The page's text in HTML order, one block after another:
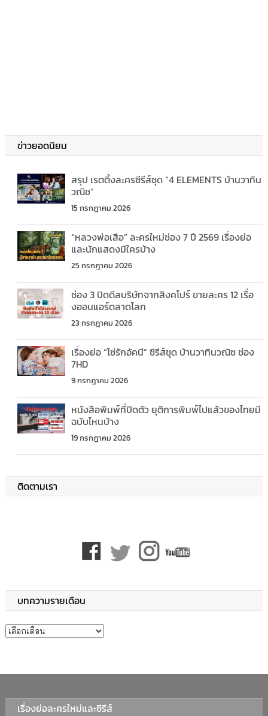
ข่าวยอดนิยม
สรุป เรตติ้งละครซีรีส์ชุด “4 ELEMENTS บ้านวาทิน
วณิช”
15 กรกฎาคม 2026
“หลวงพ่อเสือ” ละครใหม่ช่อง 7 ปี 2569 เรื่องย่อ
และนักแสดงมีใครบ้าง
25 กรกฎาคม 2026
ช่อง 3 ปิดดีลบริษัทจากสิงคโปร์ ขายละคร 12 เรื่อ
งออนแอร์ตลาดโลก
23 กรกฎาคม 2026
เรื่องย่อ “โซ่รักอัคนี” ซีรีส์ชุด บ้านวาทินวณิช ช่อง
7HD
9 กรกฎาคม 2026
หนังสือพิมพ์ที่ปิดตัว ยุติการพิมพ์ไปแล้วของไทยมี
ฉบับไหนบ้าง
19 กรกฎาคม 2026
ติดตามเรา
บทความรายเดือน
บทความรายเดือน
เรื่องย่อละครใหม่และซีรีส์